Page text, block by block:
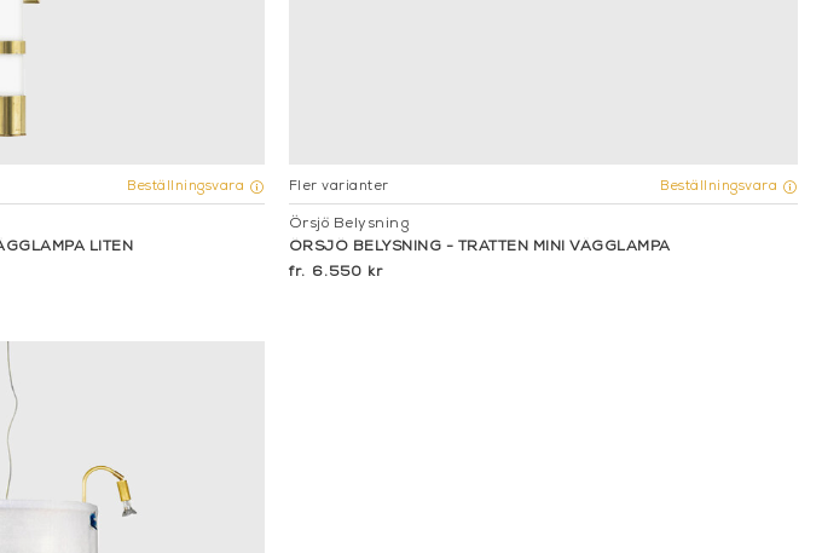
Beställningsvara
LITEN
Fler varianter Beställningsvara
Örsjö Belysning
ÖRSJÖ BELYSNING - TRATTEN MINI VÄGGLAMPA
6.550 kr